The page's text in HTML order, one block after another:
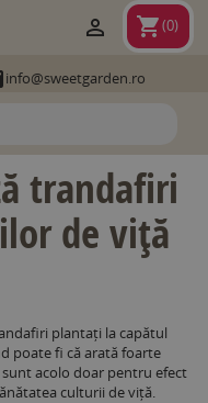
shopping_cart(0)

info@sweetgarden.ro
trandafiri
de viță
plantați la capătul
poate fi că arată foarte
acolo doar pentru efect
culturii de viță.